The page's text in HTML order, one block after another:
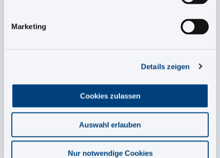
Marketing
Details zeigen
Cookies zulassen
Auswahl erlauben
Nur notwendige Cookies
Abstimmungen zu Fehlbestellungen und längeren
Stillstandzeiten. Wie kann man das vermeiden?
um den Fehler zu beheben. Oft sind diese
Informationen jedoch schwer auffindbar oder
verstreut in verschiedenen Systemen. Wir haben
die Lösung!